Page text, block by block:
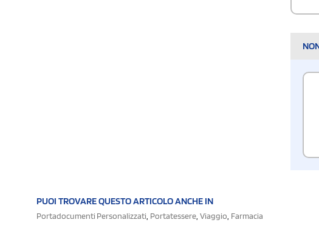
PUOI TROVARE QUESTO ARTICOLO ANCHE IN
Portadocumenti Personalizzati, Portatessere, Viaggio, Farmacia